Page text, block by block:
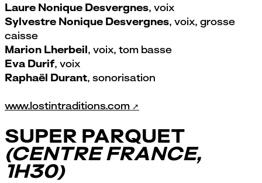
Laure Nonique Desvergnes, voix
Sylvestre Nonique Desvergnes, voix, grosse
caisse
Marion Lherbeil, voix, tom basse
Eva Durif, voix
Raphaël Durant, sonorisation
www.lostintraditions.com
SUPER PARQUET
(CENTRE FRANCE,
1H30)